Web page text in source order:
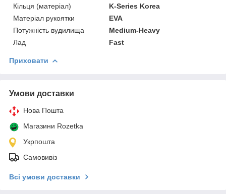
Кільця (матеріал)
K-Series Korea
Матеріал рукоятки
EVA
Потужність вудилища
Medium-Heavy
Лад
Fast
Приховати
Умови доставки
Нова Пошта
Магазини Rozetka
Укрпошта
Самовивіз
Всі умови доставки